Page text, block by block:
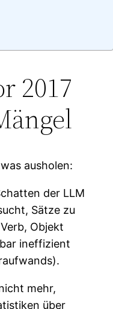
2017
ausholen:
der LLM
Sätze zu
Objekt
ineffizient
mehr,
über